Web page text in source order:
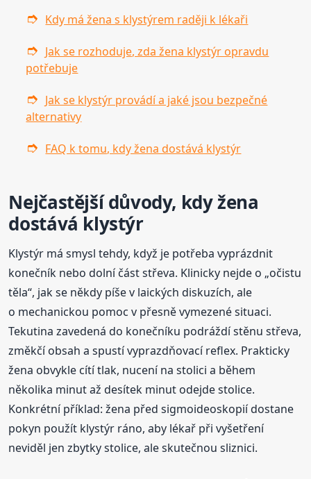
Kdy má žena s klystýrem raději k lékaři
Jak se rozhoduje, zda žena klystýr opravdu
potřebuje
Jak se klystýr provádí a jaké jsou bezpečné
alternativy
FAQ k tomu, kdy žena dostává klystýr
Nejčastější důvody, kdy žena
dostává klystýr
Klystýr má smysl tehdy, když je potřeba vyprázdnit
konečník nebo dolní část střeva. Klinicky nejde o „očistu
těla“, jak se někdy píše v laických diskuzích, ale
o mechanickou pomoc v přesně vymezené situaci.
Tekutina zavedená do konečníku podráždí stěnu střeva,
změkčí obsah a spustí vyprazdňovací reflex. Prakticky
žena obvykle cítí tlak, nucení na stolici a během
několika minut až desítek minut odejde stolice.
Konkrétní příklad: žena před sigmoideoskopií dostane
pokyn použít klystýr ráno, aby lékař při vyšetření
neviděl jen zbytky stolice, ale skutečnou sliznici.